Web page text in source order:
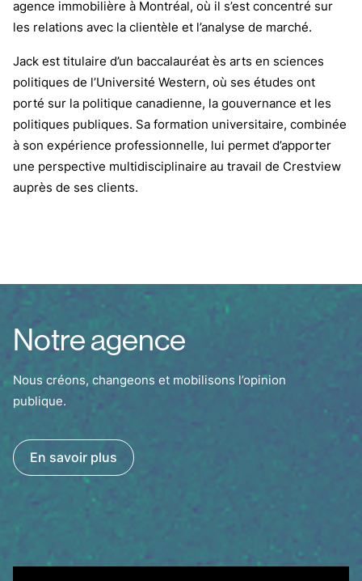
agence immobilière à Montréal, où il s’est concentré sur
les relations avec la clientèle et l’analyse de marché.
Jack est titulaire d’un baccalauréat ès arts en sciences
politiques de l’Université Western, où ses études ont
porté sur la politique canadienne, la gouvernance et les
politiques publiques. Sa formation universitaire, combinée
à son expérience professionnelle, lui permet d’apporter
une perspective multidisciplinaire au travail de Crestview
auprès de ses clients.
Notre agence
Nous créons, changeons et mobilisons l’opinion
publique.
En savoir plus